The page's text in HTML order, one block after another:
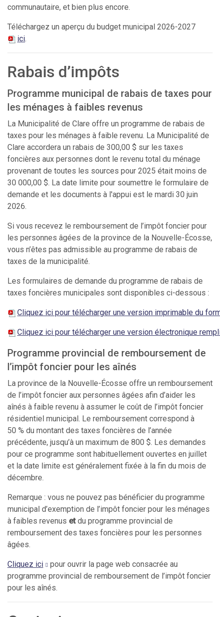
communautaire, et bien plus encore.
Téléchargez un aperçu du budget municipal 2026-2027
ici.
Rabais d’impôts
Programme municipal de rabais de taxes pour
les ménages à faibles revenus
La Municipalité de Clare offre un programme de rabais de
taxes pour les ménages à faible revenu. La Municipalité de
Clare accordera un rabais de 300,00 $ sur les taxes
foncières aux personnes dont le revenu total du ménage
provenant de toutes les sources pour 2025 était moins de
30 000,00 $. La date limite pour soumettre le formulaire de
demande et les documents à l'appui est le mardi 30 juin
2026.
Si vous recevez le remboursement de l’impôt foncier pour
les personnes âgées de la province de la Nouvelle-Écosse,
vous n’êtes pas admissible au programme de rabais de
taxes de la municipalité.
Les formulaires de demande du programme de rabais de
taxes foncières municipales sont disponibles ci-dessous :
Cliquez ici pour télécharger une version imprimable du
Cliquez ici pour télécharger une version électronique
Programme provincial de remboursement de
l’impôt foncier pour les aînés
La province de la Nouvelle-Écosse offre un remboursement
de l’impôt foncier aux personnes âgées afin d’aider les
aînés à faible revenu à assumer le coût de l’impôt foncier
résidentiel municipal. Le remboursement correspond à
50 % du montant des taxes foncières de l’année
précédente, jusqu’à un maximum de 800 $. Les demandes
pour ce programme sont habituellement ouvertes en juillet
et la date limite est généralement fixée à la fin du mois de
décembre.
Remarque : vous ne pouvez pas bénéficier du programme
municipal d’exemption de l’impôt foncier pour les ménages
à faibles revenus et du programme provincial de
remboursement des taxes foncières pour les personnes
âgées.
Cliquez ici
pour ouvrir la page web consacrée au
programme provincial de remboursement de l’impôt foncier
pour les aînés.